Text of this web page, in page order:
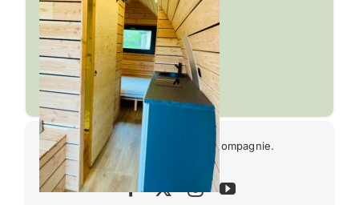
© 2024. • Marguerite & Compagnie.